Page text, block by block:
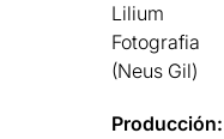
Lilium
Fotografia
(Neus Gil)
Producción: